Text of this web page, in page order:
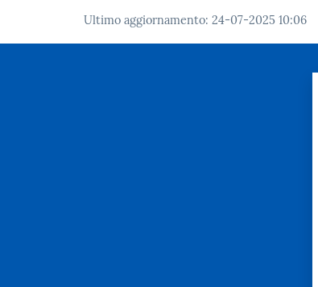
Ultimo aggiornamento: 24-07-2025 10:06